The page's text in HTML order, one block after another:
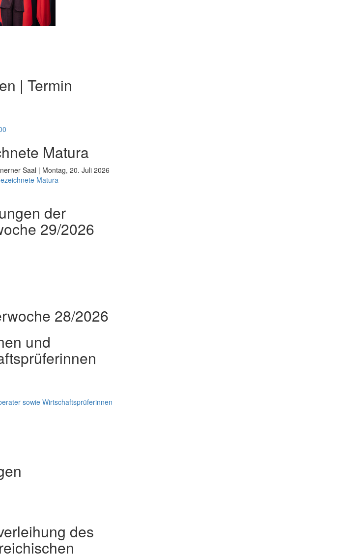
| Termin
Matura
Saal | Montag, 20. Juli 2026
Matura
der
29/2026
28/2026
und
sowie Wirtschaftsprüferinnen
des